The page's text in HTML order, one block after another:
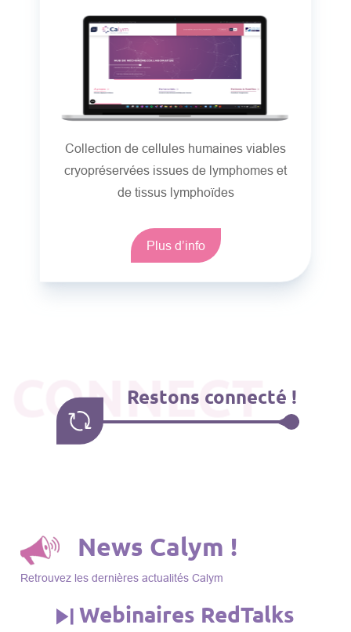
Collection de cellules humaines viables
cryopréservées issues de lymphomes et
de tissus lymphoïdes
Plus d’info
CONNECT
Restons connecté !
News Calym !
Retrouvez les dernières actualités Calym
Webinaires RedTalks